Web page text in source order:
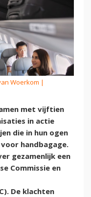
Woerkom |
met vijftien
in actie
die in hun ogen
handbagage.
gezamenlijk een
Commissie en
De klachten